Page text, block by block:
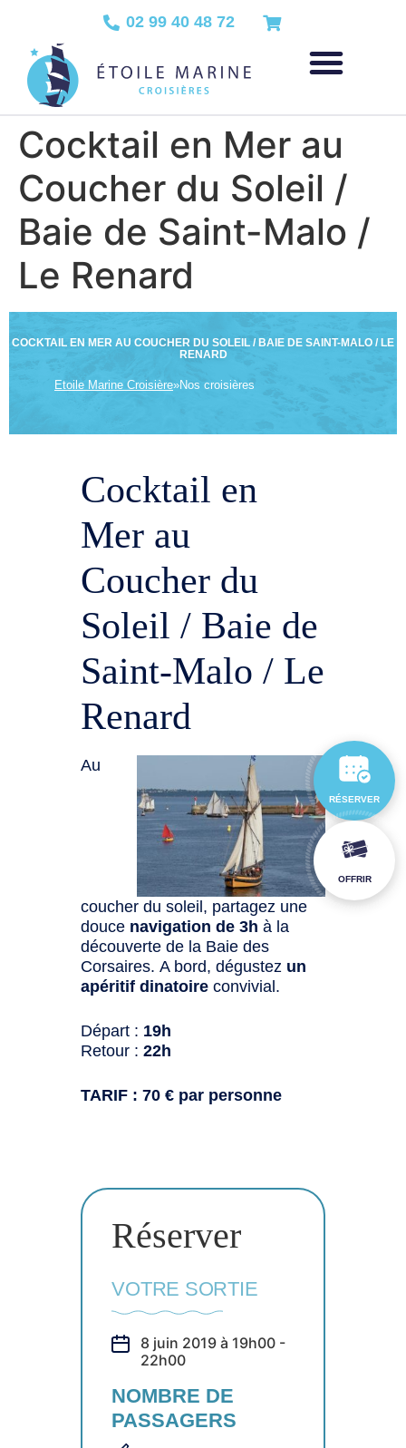
02 99 40 48 72
Cocktail en Mer au
Coucher du Soleil /
Baie de Saint-Malo /
Le Renard
COCKTAIL EN MER AU COUCHER DU SOLEIL / BAIE DE SAINT-MALO / LE
RENARD
Etoile Marine Croisière»Nos croisières
Cocktail en
Mer au
Coucher du
Soleil / Baie de
Saint-Malo / Le
Renard
Au
coucher du soleil, partagez une
douce navigation de 3h à la
découverte de la Baie des
Corsaires. A bord, dégustez un
apéritif dinatoire convivial.
Départ : 19h
Retour : 22h
TARIF : 70 € par personne
Réserver
VOTRE SORTIE
8 juin 2019 à 19h00 -
22h00
NOMBRE DE
PASSAGERS
RÉSERVER
OFFRIR